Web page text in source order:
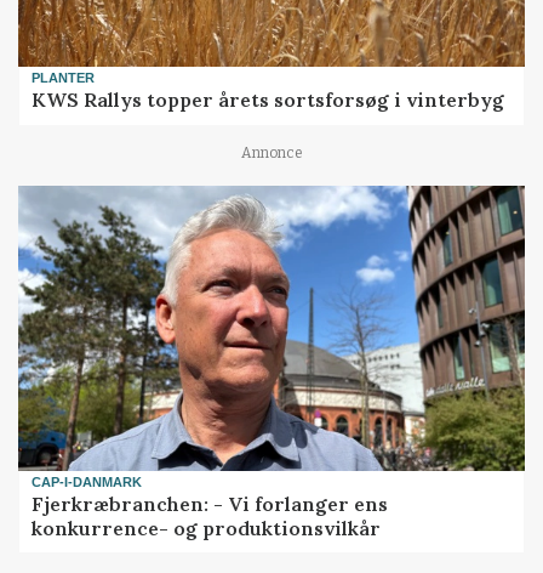
PLANTER
KWS Rallys topper årets sortsforsøg i vinterbyg
Annonce
CAP-I-DANMARK
Fjerkræbranchen: - Vi forlanger ens
konkurrence- og produktionsvilkår